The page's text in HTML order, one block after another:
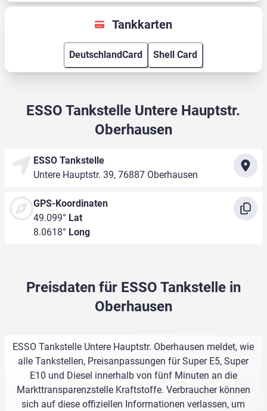
Tankkarten
DeutschlandCard Shell Card
ESSO Tankstelle Untere Hauptstr.
Oberhausen
ESSO Tankstelle
Untere Hauptstr. 39, 76887 Oberhausen
GPS-Koordinaten
49.099° Lat
8.0618° Long
Preisdaten für ESSO Tankstelle in
Oberhausen
ESSO Tankstelle Untere Hauptstr. Oberhausen meldet, wie
alle Tankstellen, Preisanpassungen für Super E5, Super
E10 und Diesel innerhalb von fünf Minuten an die
Markttransparenzstelle Kraftstoffe. Verbraucher können
sich auf diese offiziellen Informationen verlassen, um